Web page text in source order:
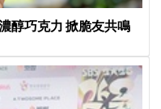
醇巧克力 掀脆友共鳴